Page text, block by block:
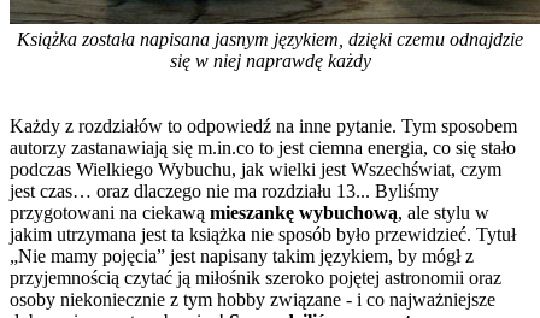
Książka została napisana jasnym językiem, dzięki czemu odnajdzie
się w niej naprawdę każdy
Każdy z rozdziałów to odpowiedź na inne pytanie. Tym sposobem
autorzy zastanawiają się m.in.co to jest ciemna energia, co się stało
podczas Wielkiego Wybuchu, jak wielki jest Wszechświat, czym
jest czas… oraz dlaczego nie ma rozdziału 13... Byliśmy
przygotowani na ciekawą mieszankę wybuchową, ale stylu w
jakim utrzymana jest ta książka nie sposób było przewidzieć. Tytuł
„Nie mamy pojęcia” jest napisany takim językiem, by mógł z
przyjemnością czytać ją miłośnik szeroko pojętej astronomii oraz
osoby niekoniecznie z tym hobby związane - i co najważniejsze